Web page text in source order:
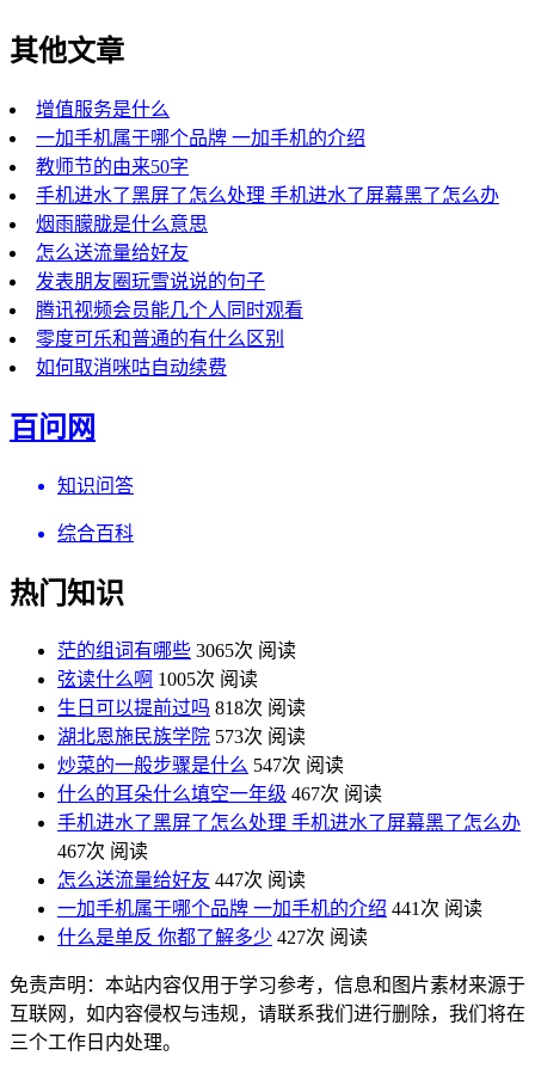
其他文章
增值服务是什么
一加手机属于哪个品牌 一加手机的介绍
教师节的由来50字
手机进水了黑屏了怎么处理 手机进水了屏幕黑了怎么办
烟雨朦胧是什么意思
怎么送流量给好友
发表朋友圈玩雪说说的句子
腾讯视频会员能几个人同时观看
零度可乐和普通的有什么区别
如何取消咪咕自动续费
百问网
知识问答
综合百科
热门知识
茫的组词有哪些 3065次 阅读
弦读什么啊 1005次 阅读
生日可以提前过吗 818次 阅读
湖北恩施民族学院 573次 阅读
炒菜的一般步骤是什么 547次 阅读
什么的耳朵什么填空一年级 467次 阅读
手机进水了黑屏了怎么处理 手机进水了屏幕黑了怎么办
467次 阅读
怎么送流量给好友 447次 阅读
一加手机属于哪个品牌 一加手机的介绍 441次 阅读
什么是单反 你都了解多少 427次 阅读
免责声明：本站内容仅用于学习参考，信息和图片素材来源于
互联网，如内容侵权与违规，请联系我们进行删除，我们将在
三个工作日内处理。